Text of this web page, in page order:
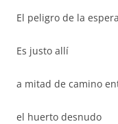
El peligro de la
Es justo allí
a mitad de camino
el huerto desnudo